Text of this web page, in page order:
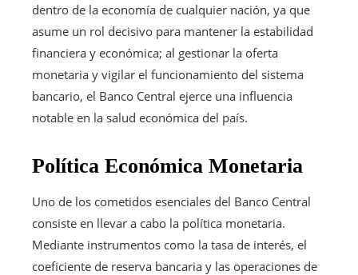
dentro de la economía de cualquier nación, ya que
asume un rol decisivo para mantener la estabilidad
financiera y económica; al gestionar la oferta
monetaria y vigilar el funcionamiento del sistema
bancario, el Banco Central ejerce una influencia
notable en la salud económica del país.
Política Económica Monetaria
Uno de los cometidos esenciales del Banco Central
consiste en llevar a cabo la política monetaria.
Mediante instrumentos como la tasa de interés, el
coeficiente de reserva bancaria y las operaciones de